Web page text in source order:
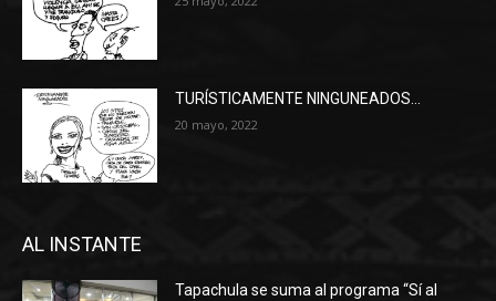
TURÍSTICAMENTE NINGUNEADOS…
20 mayo, 2022
AL INSTANTE
Tapachula se suma al programa “Sí al